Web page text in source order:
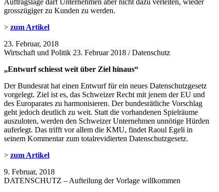
grosszügiger zu Kunden zu werden.
> zum Artikel
23. Februar, 2018
Wirtschaft und Politik 23. Februar 2018 / Datenschutz
„Entwurf schiesst weit über Ziel hinaus“
Der Bundesrat hat einen Entwurf für ein neues Datenschutzgesetz
vorgelegt. Ziel ist es, das Schweizer Recht mit jenem der EU und
des Europarates zu harmonisieren. Der bundesrätliche Vorschlag
geht jedoch deutlich zu weit. Statt die vorhandenen Spielräume
auszuloten, werden den Schweizer Unternehmen unnötige Hürden
auferlegt. Das trifft vor allem die KMU, findet Raoul Egeli in
seinem Kommentar zum totalrevidierten Datenschutzgesetz.
> zum Artikel
9. Februar, 2018
DATENSCHUTZ – Aufteilung der Vorlage willkommen